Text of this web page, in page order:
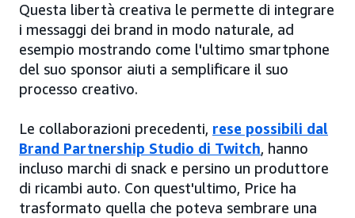
Questa libertà creativa le permette di integrare
i messaggi dei brand in modo naturale, ad
esempio mostrando come l'ultimo smartphone
del suo sponsor aiuti a semplificare il suo
processo creativo.
Le collaborazioni precedenti, rese possibili dal
Brand Partnership Studio di Twitch, hanno
incluso marchi di snack e persino un produttore
di ricambi auto. Con quest'ultimo, Price ha
trasformato quella che poteva sembrare una